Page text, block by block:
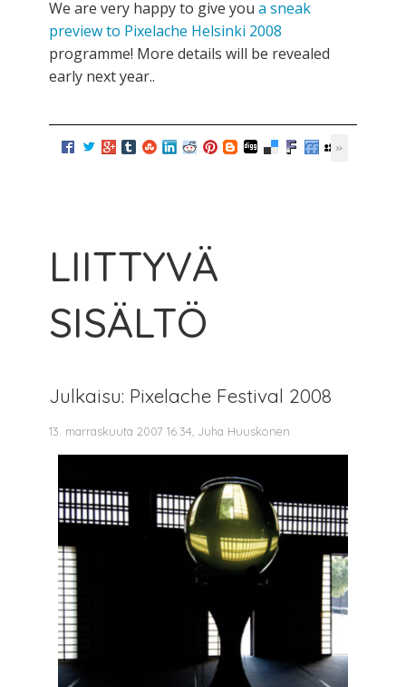
We are very happy to give you a sneak
preview to Pixelache Helsinki 2008
programme! More details will be revealed
early next year..
LIITTYVÄ
SISÄLTÖ
Julkaisu: Pixelache Festival 2008
13. marraskuuta 2007 16.34, Juha Huuskonen